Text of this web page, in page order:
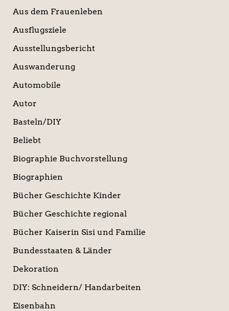
Aus dem Frauenleben
Ausflugsziele
Ausstellungsbericht
Auswanderung
Automobile
Autor
Basteln/DIY
Beliebt
Biographie Buchvorstellung
Biographien
Bücher Geschichte Kinder
Bücher Geschichte regional
Bücher Kaiserin Sisi und Familie
Bundesstaaten & Länder
Dekoration
DIY: Schneidern/ Handarbeiten
Eisenbahn